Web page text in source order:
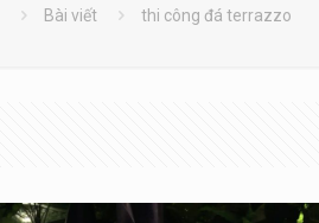
Bài viết thi công đá terrazzo